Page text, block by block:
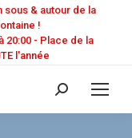
sous & autour de la
!
20:00 - Place de la
l'année
Recherche
: